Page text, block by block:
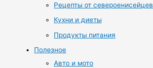
Рецепты от североенисейцев
Кухни и диеты
Продукты питания
Полезное
Авто и мото